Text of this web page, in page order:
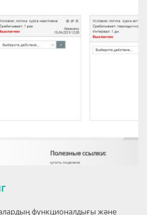
функционалдығы және